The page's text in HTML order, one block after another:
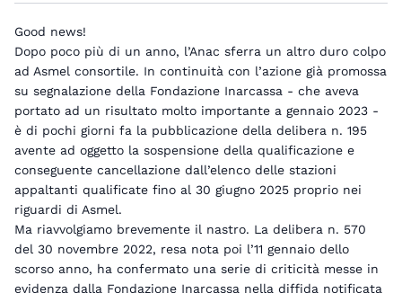
Good news!
Dopo poco più di un anno, l’Anac sferra un altro duro colpo
ad Asmel consortile. In continuità con l’azione già promossa
su segnalazione della Fondazione Inarcassa - che aveva
portato ad un risultato molto importante a gennaio 2023 -
è di pochi giorni fa la pubblicazione della delibera n. 195
avente ad oggetto la sospensione della qualificazione e
conseguente cancellazione dall’elenco delle stazioni
appaltanti qualificate fino al 30 giugno 2025 proprio nei
riguardi di Asmel.
Ma riavvolgiamo brevemente il nastro. La delibera n. 570
del 30 novembre 2022, resa nota poi l’11 gennaio dello
scorso anno, ha confermato una serie di criticità messe in
evidenza dalla Fondazione Inarcassa nella diffida notificata